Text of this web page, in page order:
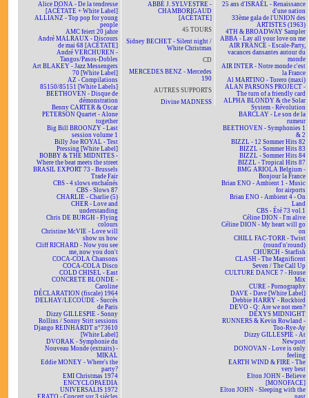
Alice DONA - De la tendresse
[ACÉTATE + White Label]
ALLIANZ - Top pop for young
people
AMC feiert 20 jahre
André MALRAUX - Discours
de mai 68 [ACÉTATE]
André VERCHUREN -
Tangos/Pasos-Dobles
Art BLAKEY - Jazz Messengers
70 [White Label]
AZ - Compilations
85150/85151 [White Labels]
BEETHOVEN - Disque de
démonstration
Benny CARTER & Oscar
PETERSON Quartet - Alone
together
Big Bill BROONZY - Last
session volume 1
Billy Joe ROYAL - Test
Pressing [White Label]
BOBBY & THE MIDNITES -
Where the beat meets the street
BRASIL EXPORT 73 - Brussels
Trade Fair
CBS - 4 slows enchaînés
CBS - Slows 87
CHARLIE - Charlie (5)
CHER - Love and
understanding
Chris DE BURGH - Flying
colours
Christine McVIE - Love will
show us how
Cliff RICHARD - Now you see
me, now you don't
COCA-COLA Chansons
COCA-COLA Disco
COLD CHISEL - East
CONCRETE BLONDE -
Caroline
DÉCLARATION (fiscale) 1964
DELHAY/LECOUDE - Succès
de Paris
Dizzy GILLESPIE - Sonny
Rollins / Sonny Stitt sessions
Django REINHARDT n°73610
[White Label]
DVORAK - Symphonie du
Nouveau Monde (extraits) -
MIKAL
Eddie MONEY - Where's the
party?
EMI Christmas 1974
ENCYCLOPAEDIA
UNIVERSALIS 1972
ERATO - Concert sur 3 siècles
ABBÉ J. SYLVESTRE -
CHAMBORIGAUD
[ACÉTATE]
45 TOURS
Sidney BECHET - Silent night /
White Christmas
CD
MERCEDES BENZ - Mercedes
190
AUTRES SUPPORTS
Divine MADNESS
25 ans d'ISRAËL - Renaissance
d'une nation
33ème gala de l'UNION des
ARTISTES (1963)
4TH & BROADWAY Sampler
ABBA - Lay all your love on me
AIR FRANCE - Escale-Party,
vacances dansantes autour du
monde
AIR INTER - Notre monde c'est
la France
Al MARTINO - Torero (maxi)
ALAN PARSONS PROJECT -
The turn of a friendly card
ALPHA BLONDY & the Solar
System - Révolution
BARCLAY - Le son de la
rumeur
BEETHOVEN - Symphonies 1
& 2
BIZZL - 12 Sommer Hits 82
BIZZL - Sommer Hits 83
BIZZL - Sommer Hits 84
BIZZL - Tropical Hits 87
BMG ARIOLA Belgium -
Bonjour la France
Brian ENO - Ambient 1 - Music
for airports
Brian ENO - Ambient 4 - On
Land
CBS - Été 73 vol.1
Céline DION - I'm alive
Céline DION - My heart will go
on
CHILL FAC-TORR - Twist
(round'n'round)
CHURCH - Starfish
CLASH - The Magnificent
Seven / The Call Up
CULTURE DANCE 7 - House
Mix
CURE - Pornography
DAVE - Dave [White Label]
Debbie HARRY - Rockbird
DEVO - Q: Are we not men?
DEXYS MIDNIGHT
RUNNERS & Kevin Rowland -
Too-Rye-Ay
Dizzy GILLESPIE - At
Newport
DONOVAN - Love is only
feeling
EARTH WIND & FIRE - The
very best
Elton JOHN - Believe
[MONOFACE]
Elton JOHN - Sleeping with the
past